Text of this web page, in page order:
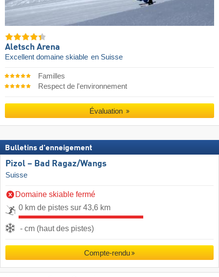
Aletsch Arena
Excellent domaine skiable en Suisse
Familles
Respect de l'environnement
Évaluation
Bulletins d'enneigement
Pizol – Bad Ragaz/​Wangs
Suisse
Domaine skiable fermé
0 km de pistes sur 43,6 km
- cm (haut des pistes)
Compte-rendu